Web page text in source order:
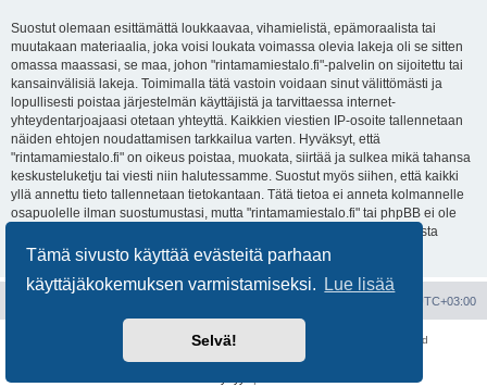
Tämä sivusto käyttää evästeitä parhaan
käyttäjäkokemuksen varmistamiseksi.
Lue lisää
Selvä!
Suostut olemaan esittämättä loukkaavaa, vihamielistä, epämoraalista tai
muutakaan materiaalia, joka voisi loukata voimassa olevia lakeja oli se sitten
omassa maassasi, se maa, johon "rintamamiestalo.fi"-palvelin on sijoitettu tai
kansainvälisiä lakeja. Toimimalla tätä vastoin voidaan sinut välittömästi ja
lopullisesti poistaa järjestelmän käyttäjistä ja tarvittaessa internet-
yhteydentarjoajaasi otetaan yhteyttä. Kaikkien viestien IP-osoite tallennetaan
näiden ehtojen noudattamisen tarkkailua varten. Hyväksyt, että
"rintamamiestalo.fi" on oikeus poistaa, muokata, siirtää ja sulkea mikä tahansa
keskusteluketju tai viesti niin halutessamme. Suostut myös siihen, että kaikki
yllä annettu tieto tallennetaan tietokantaan. Tätä tietoa ei anneta kolmannelle
osapuolelle ilman suostumustasi, mutta "rintamamiestalo.fi" tai phpBB ei ole
vastuussa mahdollisen tietoturvamurron aiheuttamasta tietojen vuodosta
ulkopuolisille tahoille.
UTC+03:00
Keskustelufoorumin ohjelmistophpBB
® Forum Software © phpBB Limited
Käännös: phpBB Suomi (lurttinen, harritapio, Pettis)